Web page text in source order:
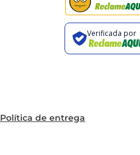
Política de entrega